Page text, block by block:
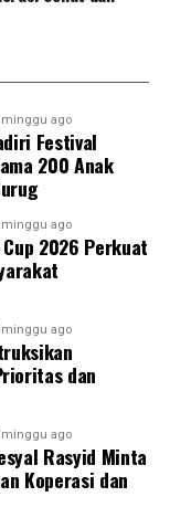
minggu ago
Festival
200 Anak
minggu ago
2026 Perkuat
minggu ago
dan
minggu ago
Rasyid Minta
Koperasi dan